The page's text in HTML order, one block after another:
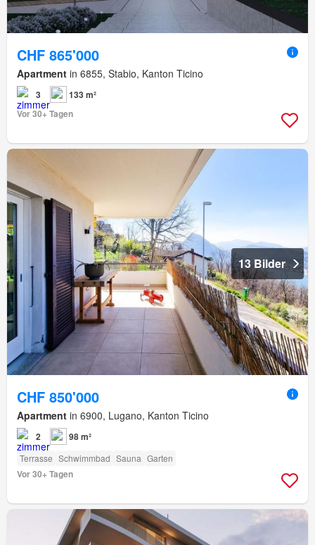
CHF 865'000
Apartment in 6855, Stabio, Kanton Ticino
3
133 m²
Vor 30+ Tagen
13 Bilder
CHF 850'000
Apartment in 6900, Lugano, Kanton Ticino
2 98 m²
Terrasse Schwimmbad Sauna Garten
Vor 30+ Tagen